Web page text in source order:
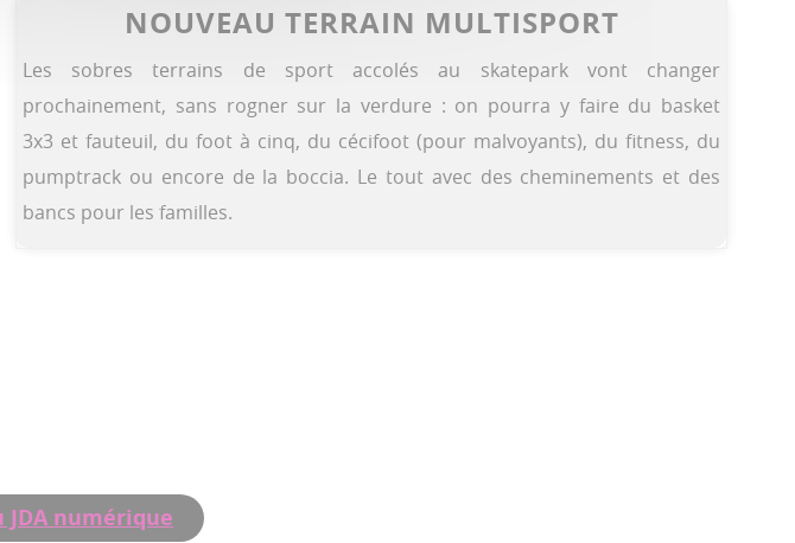
NOUVEAU TERRAIN MULTISPORT
Les sobres terrains de sport accolés au skatepark vont changer
prochainement, sans rogner sur la verdure : on pourra y faire du basket
3x3 et fauteuil, du foot à cinq, du cécifoot (pour malvoyants), du fitness, du
pumptrack ou encore de la boccia. Le tout avec des cheminements et des
bancs pour les familles.
JDA numérique